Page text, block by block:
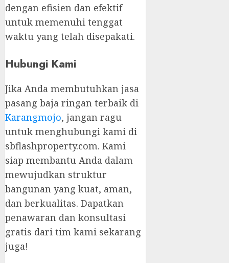
dengan efisien dan efektif
untuk memenuhi tenggat
waktu yang telah disepakati.
Hubungi Kami
Jika Anda membutuhkan jasa
pasang baja ringan terbaik di
Karangmojo, jangan ragu
untuk menghubungi kami di
sbflashproperty.com. Kami
siap membantu Anda dalam
mewujudkan struktur
bangunan yang kuat, aman,
dan berkualitas. Dapatkan
penawaran dan konsultasi
gratis dari tim kami sekarang
juga!